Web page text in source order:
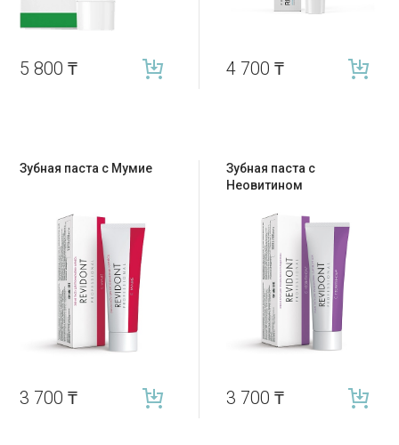
5 800₸ 4 700 ₸
Зубная паста с Мумие
3 700₸
Зубная паста с
Неовитином
3 700 ₸